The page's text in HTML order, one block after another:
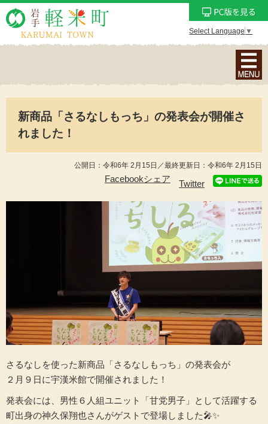
Select Language ▼
ナ
ビ
シ
メ
ニ
ー
示
新商品「さるなしもっち」の発表会が開催さ
れました！
公開日：令和6年 2月15日／最終更新日：令和6年 2月15日
Facebookシェア Twitter
さるなしを使った新商品「さるなしもっち」の発表会が
２月９日に宇漢米館で開催されました！
発表会には、男性６人組ユニット「甘党男子」として活躍する
町出身の神久保翔也さんがゲストで登場しました🎤✨